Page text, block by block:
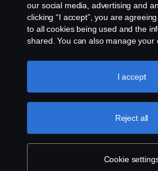
our social media, advertising and
clicking “I accept”, you are
to all cookies being used and the
shared. You can also manage your
like to accept. For a more detailed
use cookies, please visit our
Cookie
Reject all
I accept